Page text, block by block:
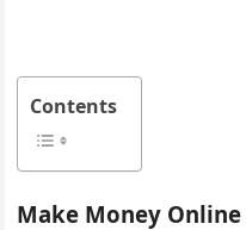
Contents
Make Money Online